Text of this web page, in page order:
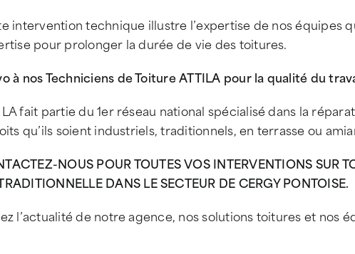
intervention technique illustre l’expertise de nos équipes
pour prolonger la durée de vie des toitures.
à nos Techniciens de Toiture ATTILA pour la qualité du
fait partie du 1er réseau national spécialisé dans la
qu’ils soient industriels, traditionnels, en terrasse ou
NOUS POUR TOUTES VOS INTERVENTIONS SUR
DANS LE SECTEUR DE CERGY PONTOISE.
l’actualité de notre agence, nos solutions toitures et nos